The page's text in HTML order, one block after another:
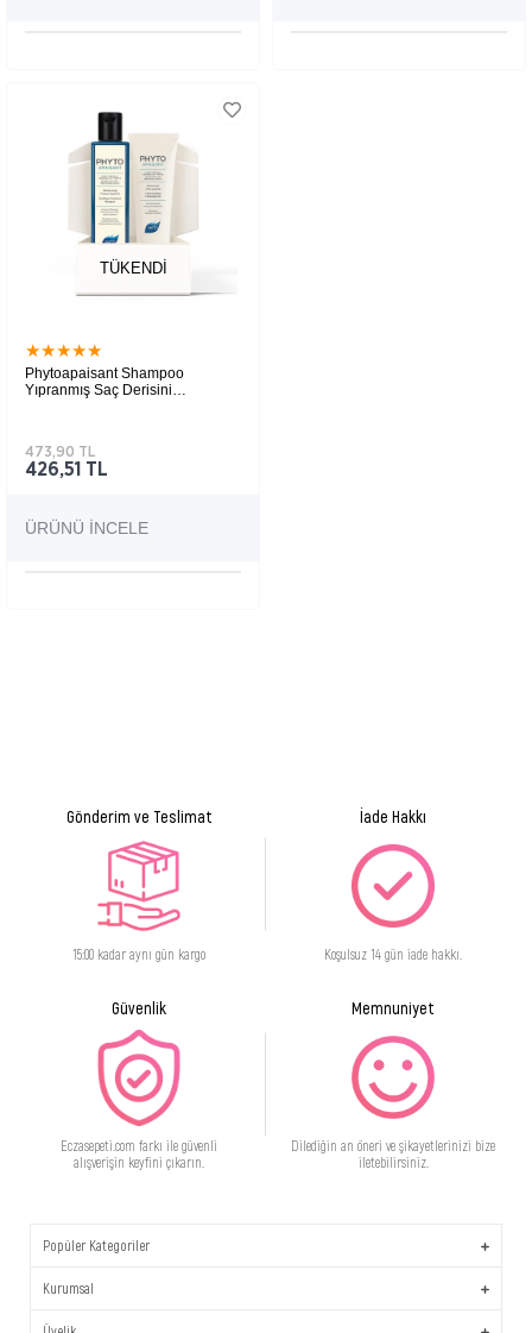
TÜKENDI
★★★★★
Phytoapaisant Shampoo
Yıpranmış Saç Derisini
426,51 TL
473,90 TL
ÜRÜNÜ İNCELE
Gönderim ve Teslimat
15:00 kadar aynı gün kargo
İade Hakkı
Koşulsuz 14 gün iade hakkı.
Güvenlik
Eczasepeti.com farkı ile güvenli
alışverişin keyfini çıkarın.
Memnuniyet
Dilediğin an öneri ve şikayetlerinizi bize
iletebilirsiniz.
Popüler Kategoriler
Kurumsal